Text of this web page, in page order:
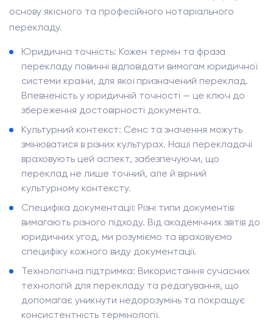
основу якісного та професійного нотаріального
перекладу.
Юридична точність: Кожен термін та фраза
перекладу повинні відповідати вимогам юридичної
системи країни, для якої призначений переклад.
Впевненість у юридичній точності — це ключ до
збереження достовірності документа.
Культурний контекст: Сенс та значення можуть
змінюватися в різних культурах. Наші перекладачі
враховують цей аспект, забезпечуючи, що
переклад не лише точний, але й вірний
культурному контексту.
Специфіка документації: Різні типи документів
вимагають різного підходу. Від академічних звітів до
юридичних угод, ми розуміємо та враховуємо
специфіку кожного виду документації.
Технологічна підтримка: Використання сучасних
технологій для перекладу та редагування, що
допомагає уникнути недорозумінь та покращує
консистентність термінології.